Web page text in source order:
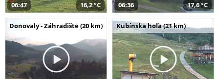
06:47 16,2 °C 06:36 17,6 °C
Donovaly - Záhradište (20 km) Kubínska hoľa (21 km)